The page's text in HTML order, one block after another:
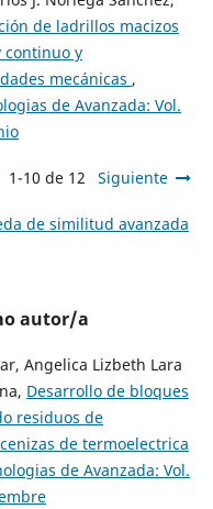
de ladrillos macizos
continuo y
mecánicas ,
de Avanzada: Vol.
1-10 de 12 Siguiente
de similitud avanzada
autor/a
Angelica Lizbeth Lara
Desarrollo de bloques
residuos de
de termoelectrica
de Avanzada: Vol.